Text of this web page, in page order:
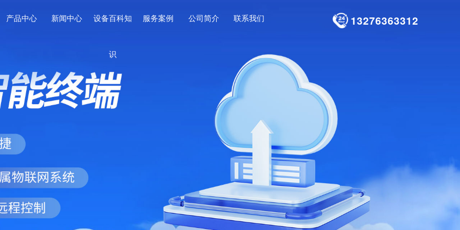
13276363312
产品中心 新闻中心 设备百科知
识
服务案例 公司简介 联系我们